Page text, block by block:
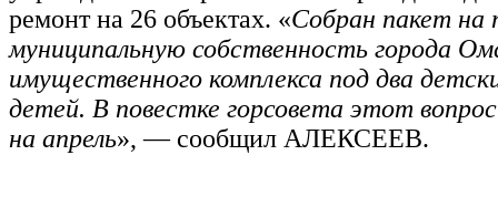
ремонт на 26 объектах. «Собран пакет на
муниципальную собственность города
имущественного комплекса под два
детей. В повестке горсовета этот вопрос
на апрель», — сообщил АЛЕКСЕЕВ.